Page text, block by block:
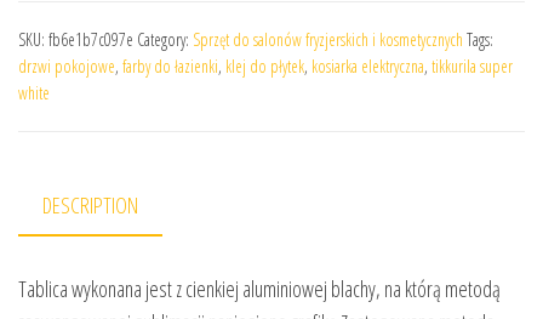
SKU: fb6e1b7c097e Category: Sprzęt do salonów fryzjerskich i kosmetycznych Tags:
drzwi pokojowe, farby do łazienki, klej do płytek, kosiarka elektryczna, tikkurila super
white
DESCRIPTION
Tablica wykonana jest z cienkiej aluminiowej blachy, na którą metodą